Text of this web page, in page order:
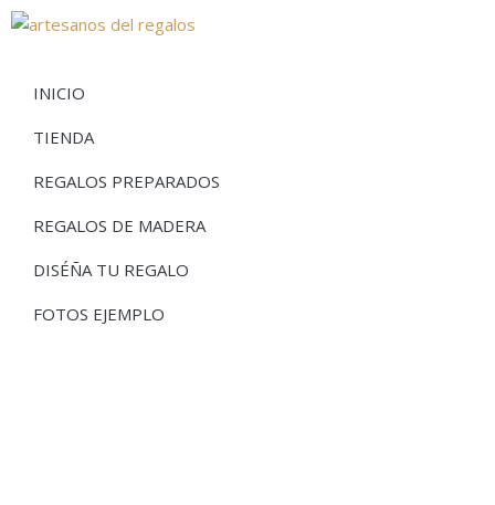
INICIO
TIENDA
REGALOS PREPARADOS
REGALOS DE MADERA
DISÉÑA TU REGALO
FOTOS EJEMPLO